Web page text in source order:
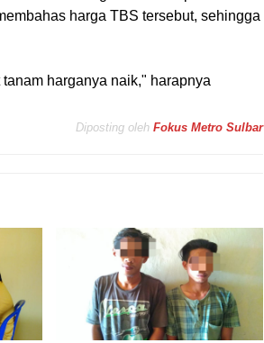
harga TBS tersebut, sehingga
harganya naik," harapnya
Diposting oleh Fokus Metro Sulbar